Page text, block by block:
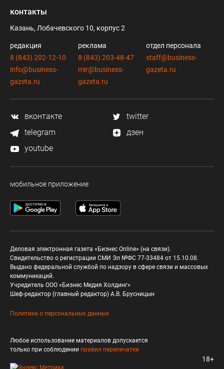
контакты
Казань, Лобачевского 10, корпус 2
редакция
8 (843) 202-12-10
info@business-
gazeta.ru
реклама
8 (843) 203-48-47
mir@business-
gazeta.ru
отдел персонала
staff@business-
gazeta.ru
вконтакте
twitter
telegram
дзен
youtube
мобильное приложение
Деловая электронная газета «Бизнес Online» (на связи).
Свидетельство о регистрации СМИ Эл №ФС 77-33484 от 15.10.08.
Выдано федеральной службой по надзору в сфере связи и массовых
коммуникаций.
Учредитель ООО «Бизнес Медия Холдинг»
Шеф-редактор (главный редактор) А.В. Брусницын
Политика о персональных данных
Любое использование материалов допускается
только при соблюдении правил перепечатки
18+